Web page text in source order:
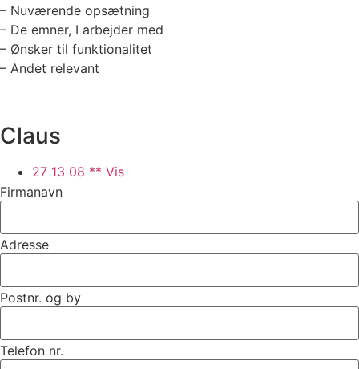
– Nuværende opsætning
– De emner, I arbejder med
– Ønsker til funktionalitet
– Andet relevant
Claus
27 13 08 ** Vis
Firmanavn
Adresse
Postnr. og by
Telefon nr.